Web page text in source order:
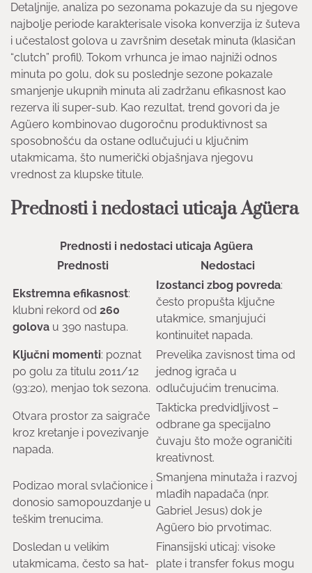
Detaljnije, analiza po sezonama pokazuje da su njegove
najbolje periode karakterisale visoka konverzija iz šuteva
i učestalost golova u završnim desetak minuta (klasičan
“clutch” profil). Tokom vrhunca je imao najniži odnos
minuta po golu, dok su poslednje sezone pokazale
smanjenje ukupnih minuta ali zadržanu efikasnost kao
rezerva ili super-sub. Kao rezultat, trend govori da je
Agüero kombinovao dugoročnu produktivnost sa
sposobnošću da ostane odlučujući u ključnim
utakmicama, što numerički objašnjava njegovu
vrednost za klupske titule.
Prednosti i nedostaci uticaja Agüera
Prednosti i nedostaci uticaja Agüera
Prednosti
Nedostaci
Ekstremna efikasnost:
klubni rekord od 260
golova u 390 nastupa.
Izostanci zbog povreda:
često propušta ključne
utakmice, smanjujući
kontinuitet napada.
Ključni momenti: poznat
po golu za titulu 2011/12
(93:20), menjao tok sezona.
Prevelika zavisnost tima od
jednog igrača u
odlučujućim trenucima.
Otvara prostor za saigrače
kroz kretanje i povezivanje
napada.
Takticka predvidljivost –
odbrane ga specijalno
čuvaju što može ograničiti
kreativnost.
Podizao moral svlačionice i
donosio samopouzdanje u
teškim trenucima.
Smanjena minutaža i razvoj
mlađih napadača (npr.
Gabriel Jesus) dok je
Agüero bio prvotimac.
Dosledan u velikim
utakmicama, često sa hat-
Finansijski uticaj: visoke
plate i transfer fokus mogu